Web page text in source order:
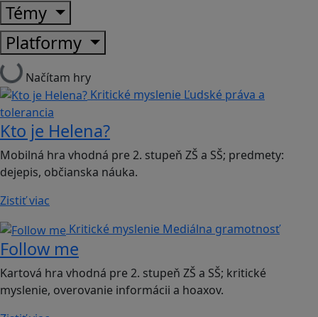
Témy
Platformy
Načítam hry
Kritické myslenie Ľudské práva a
tolerancia
Kto je Helena?
Mobilná hra vhodná pre 2. stupeň ZŠ a SŠ; predmety:
dejepis, občianska náuka.
Zistiť viac
Kritické myslenie Mediálna gramotnosť
Follow me
Kartová hra vhodná pre 2. stupeň ZŠ a SŠ; kritické
myslenie, overovanie informácii a hoaxov.